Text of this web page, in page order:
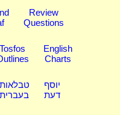
Review
Questions
Tosfos
English
Charts
טבלאות
בעברית
יוסף
דעת